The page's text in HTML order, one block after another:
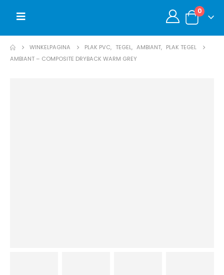
0
WINKELPAGINA PLAK PVC, TEGEL, AMBIANT, PLAK TEGEL
AMBIANT – COMPOSITE DRYBACK WARM GREY